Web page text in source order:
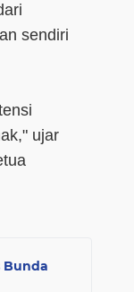
sendiri
ujar
Bunda